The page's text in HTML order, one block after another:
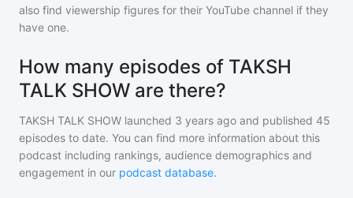
also find viewership figures for their YouTube channel if they
have one.
How many episodes of TAKSH
TALK SHOW are there?
TAKSH TALK SHOW launched 3 years ago and published 45
episodes to date. You can find more information about this
podcast including rankings, audience demographics and
engagement in our podcast database.